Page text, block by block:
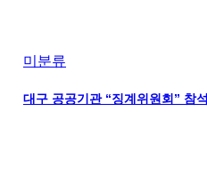
미분류
대구 공공기관 “징계위원회” 참석